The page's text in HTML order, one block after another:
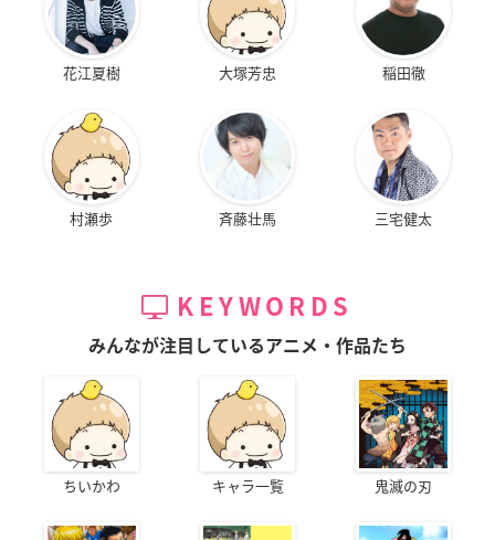
花江夏樹 大塚芳忠 稲田徹
村瀬歩 斉藤壮馬 三宅健太
KEYWORDS
みんなが注目しているアニメ・作品たち
ちいかわ キャラ一覧 鬼滅の刃